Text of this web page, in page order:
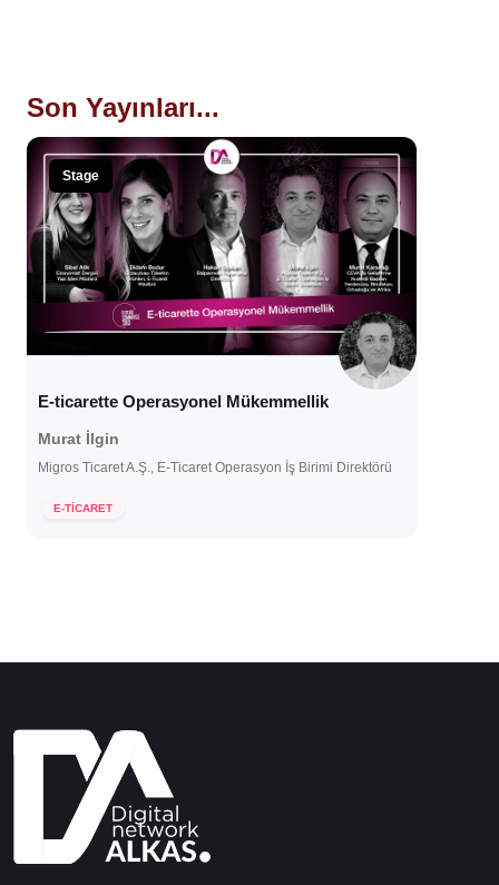
Son Yayınları...
Stage
E-ticarette Operasyonel Mükemmellik
Murat İlgin
Migros Ticaret A.Ş., E-Ticaret Operasyon İş Birimi Direktörü
E-TİCARET